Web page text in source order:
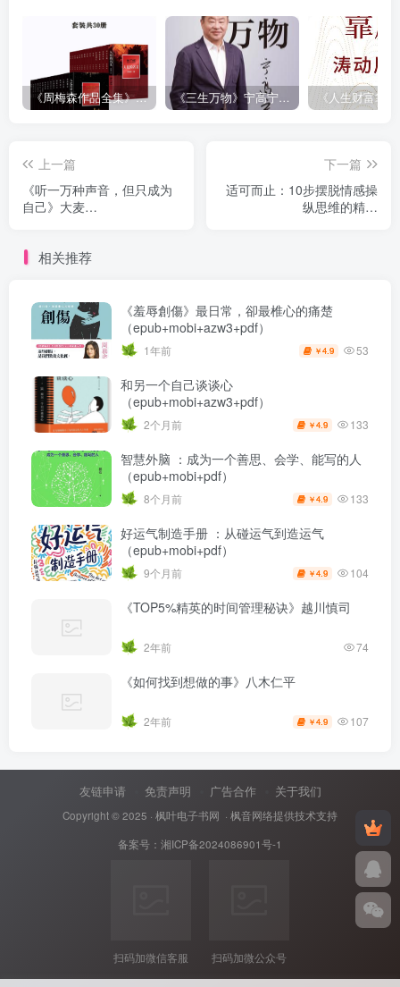
《周梅森作品全集》[共30册] 《三生万物》宁高宁（epub+mobi+azw3+pdf）
上一篇
《听一万种声音，但只成为
自己》大麦
下一篇
适可而止：10步摆脱情感操
纵思维的精进
相关推荐
《羞辱創傷》最日常，卻最椎心的痛楚
（epub+mobi+azw3+pdf）
1年前 ￥4.9 53
和另一个自己谈谈心
（epub+mobi+azw3+pdf）
2个月前 ￥4.9 133
智慧外脑 ：成为一个善思、会学、能写的人
（epub+mobi+pdf）
8个月前 ￥4.9 133
好运气制造手册 ：从碰运气到造运气
（epub+mobi+pdf）
9个月前 ￥4.9 104
《TOP5%精英的时间管理秘诀》越川慎司
2年前 74
《如何找到想做的事》八木仁平
2年前 ￥4.9 107
友链申请 免责声明 广告合作 关于我们
Copyright © 2025 · 枫叶电子书网 · 枫音网络提供技术支持
备案号： 湘ICP备2024086901号-1
扫码加微信客服 扫码加微公众号